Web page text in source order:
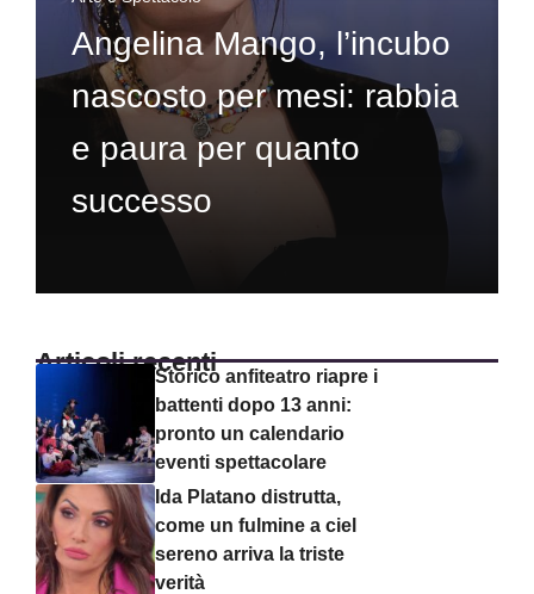
Angelina Mango, l’incubo
nascosto per mesi: rabbia
e paura per quanto
successo
Articoli recentiStorico anfiteatro riapre i
battenti dopo 13 anni:
pronto un calendario
eventi spettacolare
Ida Platano distrutta,
come un fulmine a ciel
sereno arriva la triste
verità